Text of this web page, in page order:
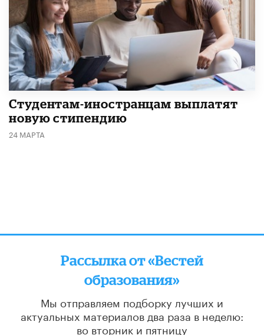
Студентам-иностранцам выплатят
новую стипендию
24 МАРТА
Рассылка от «Вестей
образования»
Мы отправляем подборку лучших и
актуальных материалов два раза в неделю:
во вторник и пятницу